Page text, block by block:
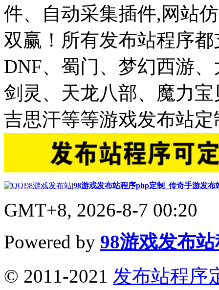
件、自动采集插件,网站
双赢！所有发布站程序
DNF、蜀门、梦幻西游
剑灵、天龙八部、魔力
吉思汗等等游戏发布站定
|98游戏发布站|98游戏发布站程序php定制_传奇手游发
GMT+8, 2026-8-7 00:20
Powered by 98游戏发布
© 2011-2021 发布站程序